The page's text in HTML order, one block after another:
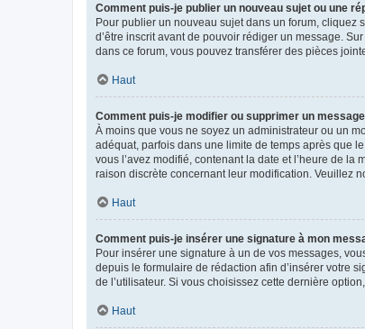
Comment puis-je publier un nouveau sujet ou une
Pour publier un nouveau sujet dans un forum, cliquez
d’être inscrit avant de pouvoir rédiger un message.
dans ce forum, vous pouvez transférer des pièces
Haut
Comment puis-je modifier ou supprimer un
À moins que vous ne soyez un administrateur ou un
adéquat, parfois dans une limite de temps après que
vous l’avez modifié, contenant la date et l’heure de la
raison discrète concernant leur modification. Veuillez
Haut
Comment puis-je insérer une signature à mon
Pour insérer une signature à un de vos messages,
depuis le formulaire de rédaction afin d’insérer votre
de l’utilisateur. Si vous choisissez cette dernière
Haut